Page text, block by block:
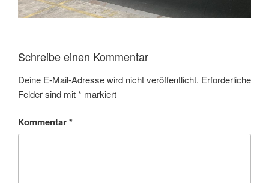
Schreibe einen Kommentar
Deine E-Mail-Adresse wird nicht veröffentlicht. Erforderliche
Felder sind mit* markiert
Kommentar*